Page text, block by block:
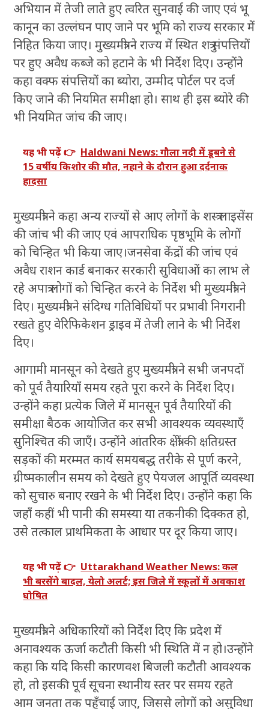
अभियान में तेजी लाते हुए त्वरित सुनवाई की जाए एवं भू
कानून का उल्लंघन पाए जाने पर भूमि को राज्य सरकार में
निहित किया जाए। मुख्यमंत्री ने राज्य में स्थित शत्रु संपत्तियों
पर हुए अवैध कब्जे को हटाने के भी निर्देश दिए। उन्होंने
कहा वक्फ संपत्तियों का ब्योरा, उम्मीद पोर्टल पर दर्ज
किए जाने की नियमित समीक्षा हो। साथ ही इस ब्योरे की
भी नियमित जांच की जाए।
यह भी पढ़ें 👉 Haldwani News: गौला नदी में डूबने से
15 वर्षीय किशोर की मौत, नहाने के दौरान हुआ दर्दनाक
हादसा
मुख्यमंत्री ने कहा अन्य राज्यों से आए लोगों के शस्त्र लाइसेंस
की जांच भी की जाए एवं आपराधिक पृष्ठभूमि के लोगों
को चिन्हित भी किया जाए।जनसेवा केंद्रों की जांच एवं
अवैध राशन कार्ड बनाकर सरकारी सुविधाओं का लाभ ले
रहे अपात्र लोगों को चिन्हित करने के निर्देश भी मुख्यमंत्री ने
दिए। मुख्यमंत्री ने संदिग्ध गतिविधियों पर प्रभावी निगरानी
रखते हुए वेरिफिकेशन ड्राइव में तेजी लाने के भी निर्देश
दिए।
आगामी मानसून को देखते हुए मुख्यमंत्री ने सभी जनपदों
को पूर्व तैयारियाँ समय रहते पूरा करने के निर्देश दिए।
उन्होंने कहा प्रत्येक जिले में मानसून पूर्व तैयारियों की
समीक्षा बैठक आयोजित कर सभी आवश्यक व्यवस्थाएँ
सुनिश्चित की जाएँ। उन्होंने आंतरिक क्षेत्रों की क्षतिग्रस्त
सड़कों की मरम्मत कार्य समयबद्ध तरीके से पूर्ण करने,
ग्रीष्मकालीन समय को देखते हुए पेयजल आपूर्ति व्यवस्था
को सुचारु बनाए रखने के भी निर्देश दिए। उन्होंने कहा कि
जहाँ कहीं भी पानी की समस्या या तकनीकी दिक्कत हो,
उसे तत्काल प्राथमिकता के आधार पर दूर किया जाए।
यह भी पढ़ें 👉 Uttarakhand Weather News: कल
भी बरसेंगे बादल, येलो अलर्ट; इस जिले में स्कूलों में अवकाश
घोषित
मुख्यमंत्री ने अधिकारियों को निर्देश दिए कि प्रदेश में
अनावश्यक ऊर्जा कटौती किसी भी स्थिति में न हो।उन्होंने
कहा कि यदि किसी कारणवश बिजली कटौती आवश्यक
हो, तो इसकी पूर्व सूचना स्थानीय स्तर पर समय रहते
आम जनता तक पहुँचाई जाए, जिससे लोगों को असुविधा